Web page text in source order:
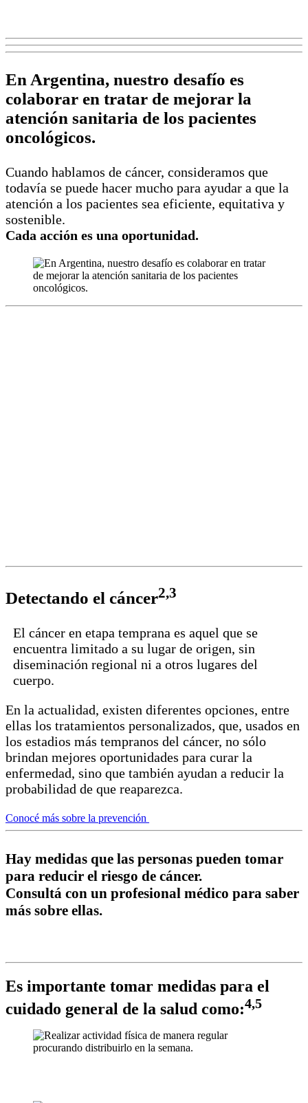
En Argentina, nuestro desafío es
colaborar en tratar de mejorar la
atención sanitaria de los pacientes
oncológicos.
Cuando hablamos de cáncer, consideramos que
todavía se puede hacer mucho para ayudar a que la
atención a los pacientes sea eficiente, equitativa y
sostenible.
Cada acción es una oportunidad.
Detectando el cáncer2,3
El cáncer en etapa temprana es aquel que se
encuentra limitado a su lugar de origen, sin
diseminación regional ni a otros lugares del
cuerpo.
En la actualidad, existen diferentes opciones, entre
ellas los tratamientos personalizados, que, usados en
los estadios más tempranos del cáncer, no sólo
brindan mejores oportunidades para curar la
enfermedad, sino que también ayudan a reducir la
probabilidad de que reaparezca.
Conocé más sobre la prevención
Hay medidas que las personas pueden tomar
para reducir el riesgo de cáncer.
Consultá con un profesional médico para saber
más sobre ellas.
Es importante tomar medidas para el
cuidado general de la salud como:4,5